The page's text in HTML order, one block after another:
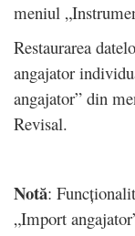
meniul
Restaurarea
angajator
angajator” din
Revisal.
Notă:
„Import